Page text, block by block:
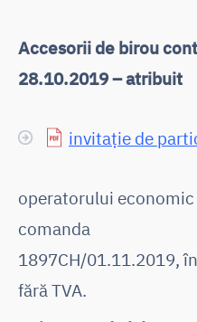
Accesorii de birou
28.10.2019 – atribuit
invitație de
operatorului economic
comanda
1897CH/01.11.2019,
fără TVA.